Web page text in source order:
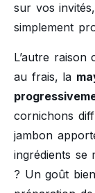
sur vos
simplement
L’autre
au frais, la
cornichons
jambon
ingrédients se
? Un goût